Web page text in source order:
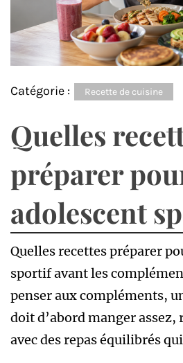
Catégorie : Recette de cuisine
Quelles
préparer
adolescent
Quelles recettes préparer
sportif avant les
penser aux compléments,
doit d’abord manger
avec des repas équilibrés